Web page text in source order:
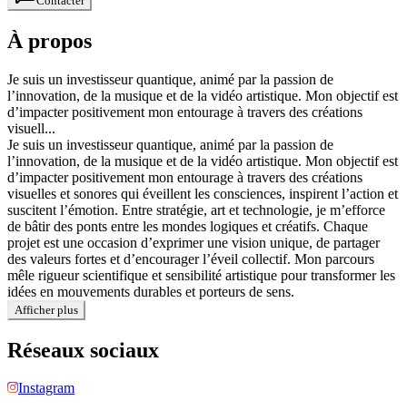
À propos
Je suis un investisseur quantique, animé par la passion de
l’innovation, de la musique et de la vidéo artistique. Mon objectif est
d’impacter positivement mon entourage à travers des créations
visuell...
Je suis un investisseur quantique, animé par la passion de
l’innovation, de la musique et de la vidéo artistique. Mon objectif est
d’impacter positivement mon entourage à travers des créations
visuelles et sonores qui éveillent les consciences, inspirent l’action et
suscitent l’émotion. Entre stratégie, art et technologie, je m’efforce
de bâtir des ponts entre les mondes logiques et créatifs. Chaque
projet est une occasion d’exprimer une vision unique, de partager
des valeurs fortes et d’encourager l’éveil collectif. Mon parcours
mêle rigueur scientifique et sensibilité artistique pour transformer les
idées en mouvements durables et porteurs de sens.
Afficher plus
Réseaux sociaux
Instagram